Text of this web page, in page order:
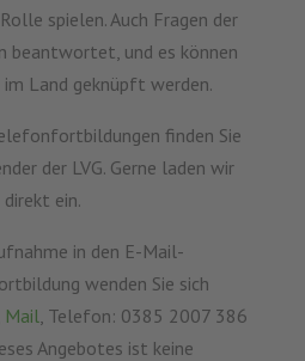
spielen. Auch Fragen der
beantwortet, und es können
Land geknüpft werden.
finden Sie
der LVG. Gerne laden wir
direkt ein.
in den E-Mail-
wenden Sie sich
Mail , Telefon: 0385 2007 386
Angebotes ist keine